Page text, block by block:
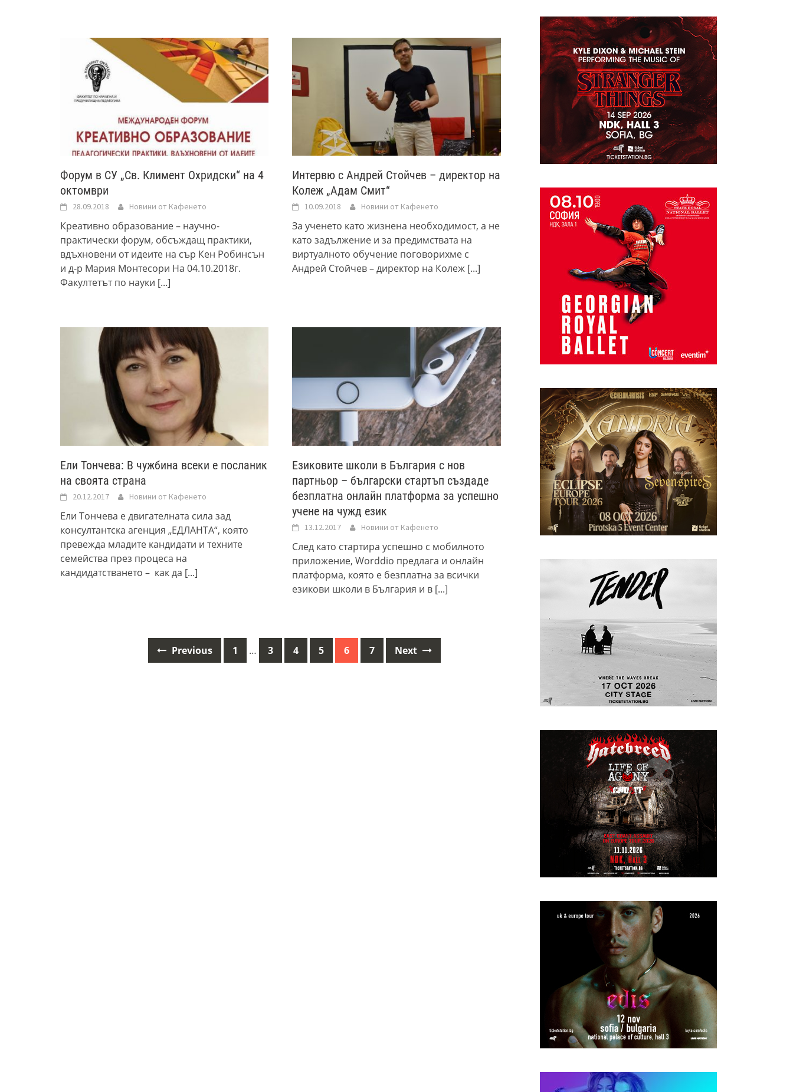
Форум в СУ „Св. Климент Охридски“ на 4
октомври
28.09.2018 Новини от Кафенето
Креативно образование – научно-
практически форум, обсъждащ практики,
вдъхновени от идеите на сър Кен Робинсън
и д-р Мария Монтесори На 04.10.2018г.
Факултетът по науки [...]
Интервю с Андрей Стойчев – директор на
Колеж „Адам Смит“
10.09.2018 Новини от Кафенето
За ученето като жизнена необходимост, а не
като задължение и за предимствата на
виртуалното обучение поговорихме с
Андрей Стойчев – директор на Колеж [...]
Ели Тончева: В чужбина всеки е посланик
на своята страна
20.12.2017 Новини от Кафенето
Eли Тончева е двигателната сила зад
консултантска агенция „ЕДЛАНТА“, която
превежда младите кандидати и техните
семейства през процеса на
кандидатстването – как да [...]
Езиковите школи в България с нов
партньор – български стартъп създаде
безплатна онлайн платформа за успешно
учене на чужд език
13.12.2017 Новини от Кафенето
След като стартира успешно с мобилното
приложение, Worddio предлага и онлайн
платформа, която e безплатнa за всички
езикови школи в България и в [...]
Previous 1 … 3 4 5 6 7 Next